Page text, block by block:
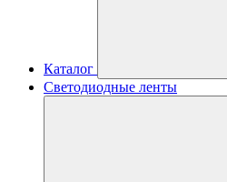
Каталог
Светодиодные ленты